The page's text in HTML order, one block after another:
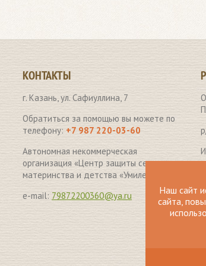
КОНТАКТЫ
г. Казань, ул. Сафиуллина, 7
Обратиться за помощью вы можете по
телефону: +7 987 220-03-60
Автономная некоммерческая
организация «Центр защиты семьи,
материнства и детства «Умиление» .
e-mail: 79872200360@ya.ru
Наш сайт
сайта,